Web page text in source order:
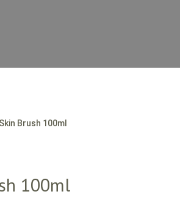
Brush 100ml
100ml